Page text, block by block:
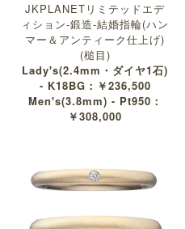
JKPLANETリミテッドエデ
ィション-鍛造-結婚指輪(ハン
マー＆アンティーク仕上げ)
(槌目)
Lady's(2.4mm・ダイヤ1石)
- K18BG：￥236,500
Men's(3.8mm) - Pt950：
￥308,000